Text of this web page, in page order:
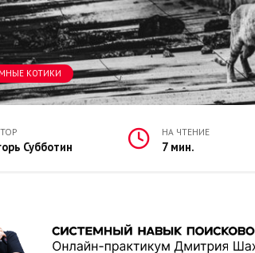
КОТИКИ
Субботин
НА ЧТЕНИЕ
7 мин.